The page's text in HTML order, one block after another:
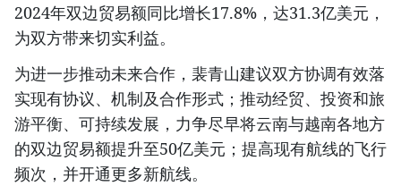
2024年双边贸易额同比增长17.8%，达31.3亿美元，
为双方带来切实利益。
为进一步推动未来合作，裴青山建议双方协调有效落
实现有协议、机制及合作形式；推动经贸、投资和旅
游平衡、可持续发展，力争尽早将云南与越南各地方
的双边贸易额提升至50亿美元；提高现有航线的飞行
频次，并开通更多新航线。